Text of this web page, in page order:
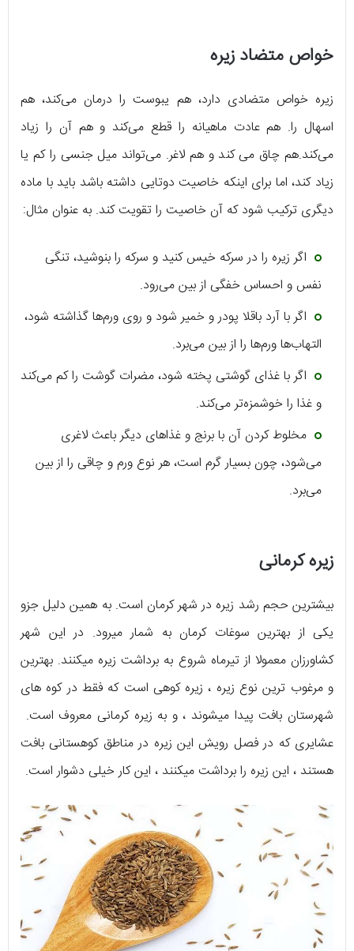
خواص متضاد زیره
زیره خواص متضادی دارد، هم یبوست را درمان می‌کند، هم
اسهال را. هم عادت ماهیانه را قطع می‌کند و هم آن را زیاد
می‌کند.هم چاق می کند و هم لاغر. می‌تواند میل جنسی را کم یا
زیاد کند، اما برای اینکه خاصیت دوتایی داشته باشد باید با ماده
دیگری ترکیب شود که آن خاصیت را تقویت کند. به عنوان مثال:
اگر زیره را در سرکه خیس کنید و سرکه را بنوشید، تنگی
نفس و احساس خفگی از بین می‌رود.
اگر با آرد باقلا پودر و خمیر شود و روی ورم‌ها گذاشته شود،
التهاب‌ها ورم‌ها را از بین می‌برد.
اگر با غذای گوشتی پخته شود، مضرات گوشت را کم می‌کند
و غذا را خوشمزه‌تر می‌کند.
مخلوط کردن آن با برنج و غذاهای دیگر باعث لاغری
می‌شود، چون بسیار گرم است، هر نوع ورم و چاقی را از بین
می‌برد.
زیره کرمانی
بیشترین حجم رشد زیره در شهر کرمان است. به همین دلیل جزو
یکی از بهترین سوغات کرمان به شمار میرود. در این شهر
کشاورزان معمولا از تیرماه شروع به برداشت زیره میکنند. بهترین
و مرغوب ترین نوع زیره ، زیره کوهی است که فقط در کوه های
شهرستان بافت پیدا میشوند ، و به زیره کرمانی معروف است.
عشایری که در فصل رویش این زیره در مناطق کوهستانی بافت
هستند ، این زیره را برداشت میکنند ، این کار خیلی دشوار است.